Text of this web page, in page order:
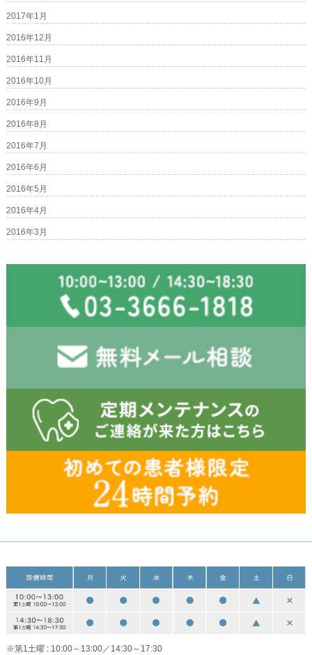
2017年1月
2016年12月
2016年11月
2016年10月
2016年9月
2016年8月
2016年7月
2016年6月
2016年5月
2016年4月
2016年3月
※第1土曜 : 10:00～13:00／14:30～17:30